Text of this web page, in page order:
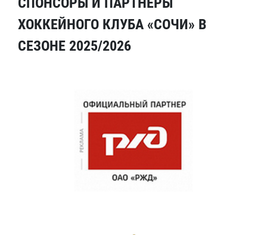
ХОККЕЙНОГО КЛУБА «СОЧИ» В
СЕЗОНЕ 2025/2026